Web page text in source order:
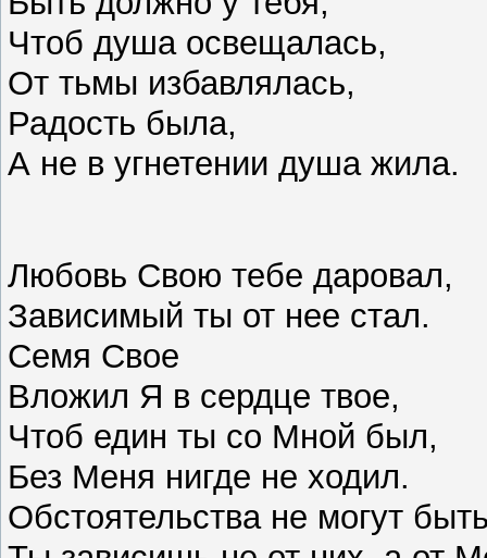
Чтоб душа освещалась,
От тьмы избавлялась,
Радость была,
А не в угнетении душа жила.
Любовь Свою тебе даровал,
Зависимый ты от нее стал.
Семя Свое
Вложил Я в сердце твое,
Чтоб един ты со Мной был,
Без Меня нигде не ходил.
Обстоятельства не могут